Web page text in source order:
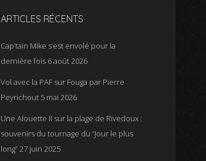
ARTICLES RÉCENTS
Cap’tain Mike s’est envolé pour la
dernière fois 6 août 2026
Vol avec la PAF sur Fouga par Pierre
Peyrichout 5 mai 2026
Une Alouette II sur la plage de Rivedoux :
souvenirs du tournage du “Jour le plus
long”27 juin 2025